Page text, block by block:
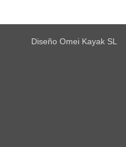
Diseño Omei Kayak SL